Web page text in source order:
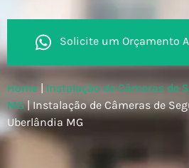
Solicite um Orçamento
Home | Instalação de Câmeras de
MG|Instalação de Câmeras de
Uberlândia MG